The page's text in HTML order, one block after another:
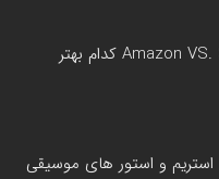
آمازون یا اسپاتیفای: Amazon VS. Spotify کدام بهتر
و استور های موسیقی